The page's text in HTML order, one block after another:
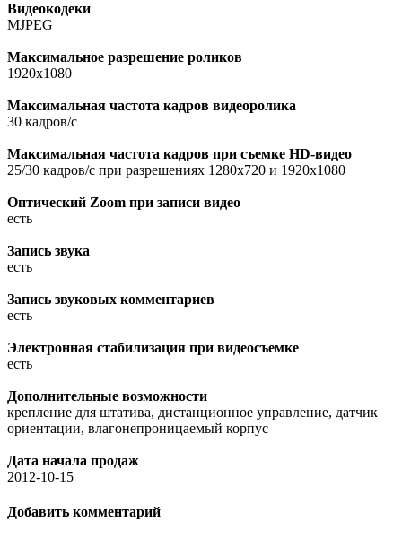
Видеокодеки
MJPEG
Максимальное разрешение роликов
1920x1080
Максимальная частота кадров видеоролика
30 кадров/с
Максимальная частота кадров при съемке HD-видео
25/30 кадров/с при разрешениях 1280x720 и 1920x1080
Оптический Zoom при записи видео
есть
Запись звука
есть
Запись звуковых комментариев
есть
Электронная стабилизация при видеосъемке
есть
Дополнительные возможности
крепление для штатива, дистанционное управление, датчик
ориентации, влагонепроницаемый корпус
Дата начала продаж
2012-10-15
Добавить комментарий